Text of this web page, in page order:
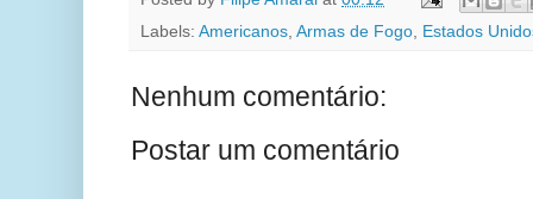
Labels: Americanos Armas de Fogo Estados
Nenhum comentário:
Postar um comentário